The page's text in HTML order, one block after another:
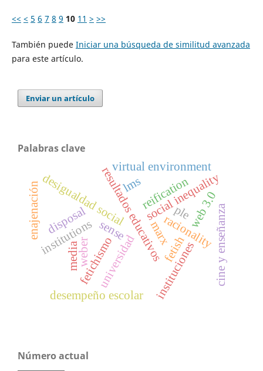
<< < 5 6 7 8 9 10 11 > >>
También puede Iniciar una búsqueda de similitud avanzada
para este artículo.
Enviar un artículo
Palabras clave
universidad
fetichismoresultados educativos
desempeño escolar
social inequality
desigualdad social
racionality
weber
institutions
instituciones
fetish
disposal
reification
enajenación marx
media cine y enseñanza
virtual environment
ple
lms
web 3.0
sense
Número actual